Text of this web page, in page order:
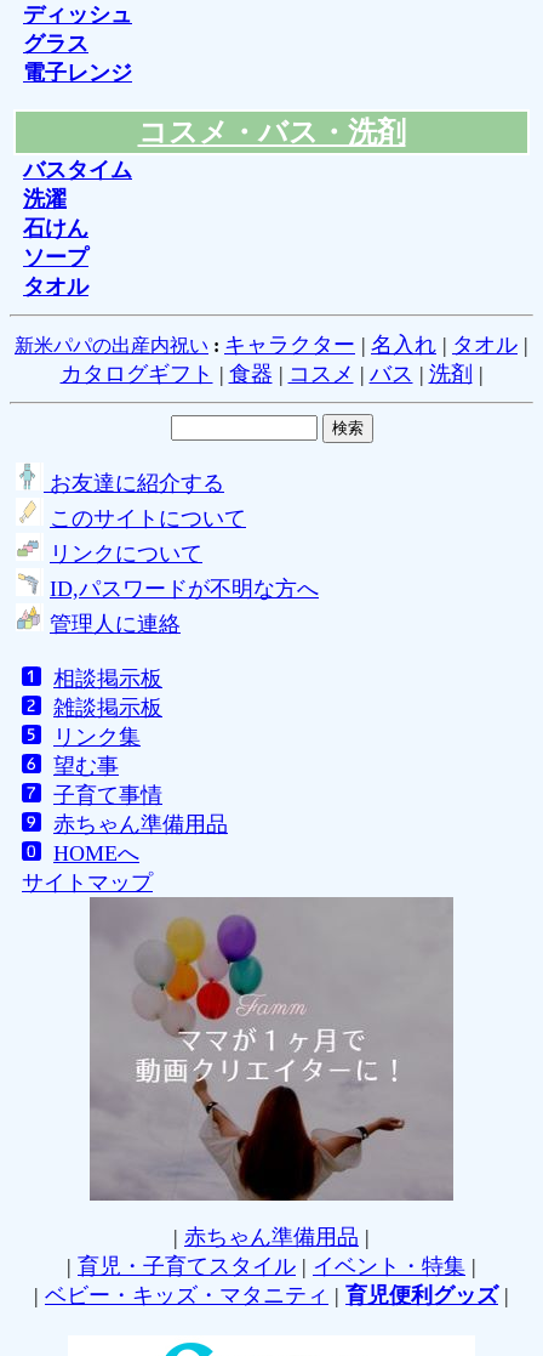
ディッシュ
グラス
電子レンジ
コスメ・バス・洗剤
バスタイム
洗濯
石けん
ソープ
タオル
新米パパの出産内祝い : キャラクター | 名入れ | タオル |
カタログギフト | 食器 | コスメ | バス | 洗剤 |
お友達に紹介する
このサイトについて
リンクについて
ID,パスワードが不明な方へ
管理人に連絡
相談掲示板
雑談掲示板
リンク集
望む事
子育て事情
赤ちゃん準備用品
HOMEへ
サイトマップ
| 赤ちゃん準備用品 |
| 育児・子育てスタイル | イベント・特集 |
| ベビー・キッズ・マタニティ | 育児便利グッズ|